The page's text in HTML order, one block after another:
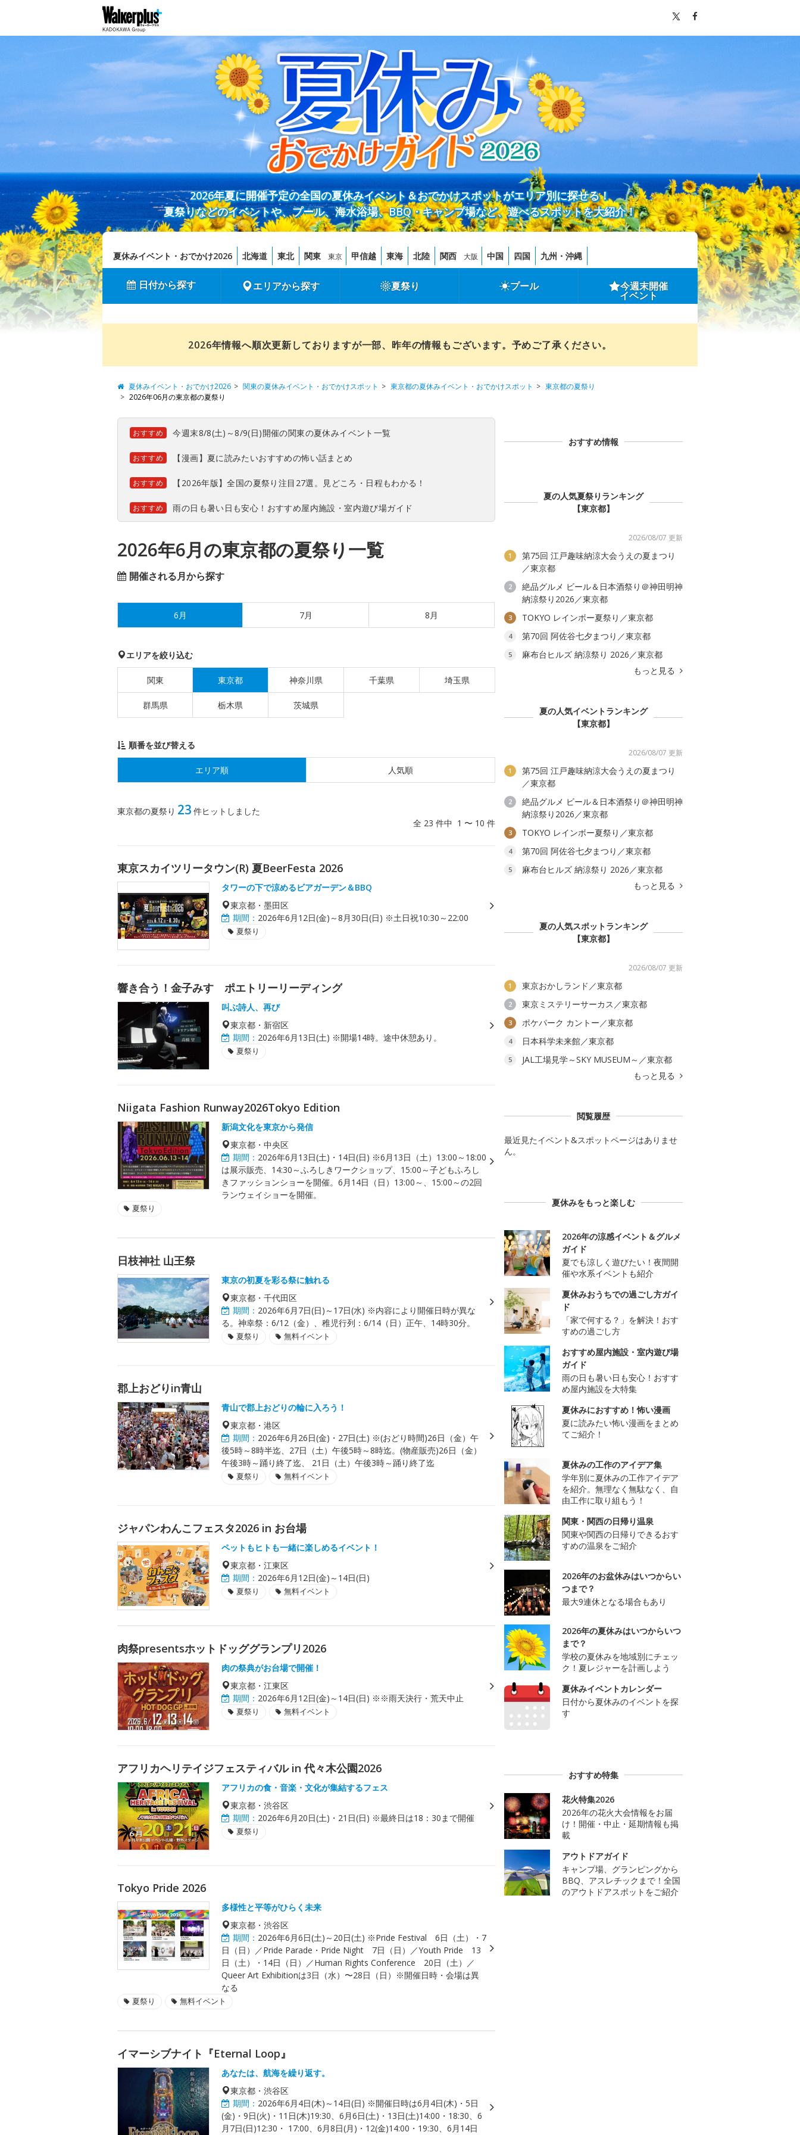
2026年夏に開催予定の全国の夏休みイベント＆おでかけスポットがエリア別に探せる！
夏祭りなどのイベントや、プール、海水浴場、BBQ・キャンプ場など、遊べるスポットを大紹介！
夏休みイベント・おでかけ2026 北海道 東北 関東 東京 甲信越 東海 北陸 関西 大阪 中国 四国 九州・沖縄
日付から探す エリアから探す 夏祭り プール 今週末開催
イベント
2026年情報へ順次更新しておりますが一部、昨年の情報もございます。予めご了承ください。
夏休みイベント・おでかけ2026 関東の夏休みイベント・おでかけスポット 東京都の夏休みイベント・おでかけスポット
東京都の夏祭り
2026年06月の東京都の夏祭り
おすすめ 今週末8/8(土)～8/9(日)開催の関東の夏休みイベント一覧
おすすめ 【漫画】夏に読みたいおすすめの怖い話まとめ
おすすめ 【2026年版】全国の夏祭り注目27選。見どころ・日程もわかる！
おすすめ 雨の日も暑い日も安心！おすすめ屋内施設・室内遊び場ガイド
2026年6月の東京都の夏祭り一覧
開催される月から探す
6月 7月 8月
エリアを絞り込む
関東 東京都 神奈川県 千葉県 埼玉県
群馬県 栃木県 茨城県
順番を並び替える
エリア順 人気順
東京都の夏祭り 23 件ヒットしました
全 23 件中 1 〜 10 件
東京スカイツリータウン(R) 夏BeerFesta 2026
タワーの下で涼めるビアガーデン＆BBQ
東京都・墨田区
期間： 2026年6月12日(金)～8月30日(日) ※土日祝10:30～22:00
夏祭り
響き合う！金子みすゞポエトリーリーディング
叫ぶ詩人、再び
東京都・新宿区
期間： 2026年6月13日(土) ※開場14時。途中休憩あり。
夏祭り
Niigata Fashion Runway2026Tokyo Edition
新潟文化を東京から発信
東京都・中央区
期間： 2026年6月13日(土)・14日(日) ※6月13日（土）13:00～18:00
は展示販売、14:30～ふろしきワークショップ、15:00～子どもふろし
きファッションショーを開催。6月14日（日）13:00～、15:00～の2回
ランウェイショーを開催。
夏祭り
日枝神社 山王祭
東京の初夏を彩る祭に触れる
東京都・千代田区
期間： 2026年6月7日(日)～17日(水) ※内容により開催日時が異な
る。神幸祭：6/12（金）、稚児行列：6/14（日）正午、14時30分。
夏祭り 無料イベント
郡上おどりin青山
青山で郡上おどりの輪に入ろう！
東京都・港区
期間： 2026年6月26日(金)・27日(土) ※(おどり時間)26日（金）午
後5時～8時半迄、27日（土）午後5時～8時迄。(物産販売)26日（金）
午後3時～踊り終了迄、 21日（土）午後3時～踊り終了迄
夏祭り 無料イベント
ジャパンわんこフェスタ2026 in お台場
ペットもヒトも一緒に楽しめるイベント！
東京都・江東区
期間： 2026年6月12日(金)～14日(日)
夏祭り 無料イベント
肉祭presentsホットドッググランプリ2026
肉の祭典がお台場で開催！
東京都・江東区
期間： 2026年6月12日(金)～14日(日) ※※雨天決行・荒天中止
夏祭り 無料イベント
アフリカヘリテイジフェスティバル in 代々木公園2026
アフリカの食・音楽・文化が集結するフェス
東京都・渋谷区
期間： 2026年6月20日(土)・21日(日) ※最終日は18：30まで開催
夏祭り
Tokyo Pride 2026
多様性と平等がひらく未来
東京都・渋谷区
期間： 2026年6月6日(土)～20日(土) ※Pride Festival 6日（土）・7
日（日）／Pride Parade・Pride Night 7日（日）／Youth Pride 13
日（土）・14日（日）／Human Rights Conference 20日（土）／
Queer Art Exhibitionは3日（水）〜28日（日）※開催日時・会場は異
なる
夏祭り 無料イベント
イマーシブナイト『Eternal Loop』
あなたは、航海を繰り返す。
東京都・渋谷区
期間： 2026年6月4日(木)～14日(日) ※開催日時は6月4日(木)・5日
(金)・9日(火)・11日(木)19:30、6月6日(土)・13日(土)14:00・18:30、6
月7日(日)12:30・ 17:00、6月8日(月)・12(金)14:00・19:30、6月14日
おすすめ情報
夏の人気夏祭りランキング
【東京都】
2026/08/07 更新
1
第75回 江戸趣味納涼大会うえの夏まつり
／東京都
2
絶品グルメ ビール＆日本酒祭り＠神田明神
納涼祭り2026／東京都
3 TOKYO レインボー夏祭り／東京都
4 第70回 阿佐谷七夕まつり／東京都
5
麻布台ヒルズ 納涼祭り 2026／東京都
もっと見る
夏の人気イベントランキング
【東京都】
2026/08/07 更新
1
第75回 江戸趣味納涼大会うえの夏まつり
／東京都
2
絶品グルメ ビール＆日本酒祭り＠神田明神
納涼祭り2026／東京都
3 TOKYO レインボー夏祭り／東京都
4 第70回 阿佐谷七夕まつり／東京都
5
麻布台ヒルズ 納涼祭り 2026／東京都
もっと見る
夏の人気スポットランキング
【東京都】
2026/08/07 更新
1 東京おかしランド／東京都
2 東京ミステリーサーカス／東京都
3 ポケパーク カントー／東京都
4 日本科学未来館／東京都
5
JAL工場見学～SKY MUSEUM～／東京都
もっと見る
閲覧履歴
最近見たイベント&スポットページはありませ
ん。
夏休みをもっと楽しむ
2026年の涼感イベント＆グルメ
ガイド
夏でも涼しく遊びたい！夜間開
催や水系イベントも紹介
夏休みおうちでの過ごし方ガイ
ド
「家で何する？」を解決！おす
すめの過ごし方
おすすめ屋内施設・室内遊び場
ガイド
雨の日も暑い日も安心！おすす
め屋内施設を大特集
夏休みにおすすめ！怖い漫画
夏に読みたい怖い漫画をまとめ
てご紹介！
夏休みの工作のアイデア集
学年別に夏休みの工作アイデア
を紹介。無理なく無駄なく、自
由工作に取り組もう！
関東・関西の日帰り温泉
関東や関西の日帰りできるおす
すめの温泉をご紹介
2026年のお盆休みはいつからい
つまで？
最大9連休となる場合もあり
2026年の夏休みはいつからいつ
まで？
学校の夏休みを地域別にチェッ
ク！夏レジャーを計画しよう
夏休みイベントカレンダー
日付から夏休みのイベントを探
す
おすすめ特集
花火特集2026
2026年の花火大会情報をお届
け！開催・中止・延期情報も掲
載
アウトドアガイド
キャンプ場、グランピングから
BBQ、アスレチックまで！全国
のアウトドアスポットをご紹介